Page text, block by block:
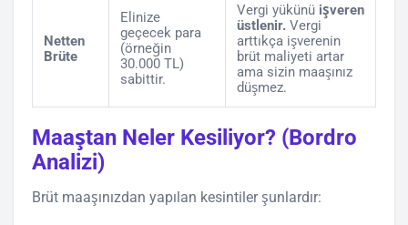
Netten
Brüte
Elinize
geçecek para
(örneğin
30.000 TL)
sabittir.
Vergi yükünü işveren
üstlenir. Vergi
arttıkça işverenin
brüt maliyeti artar
ama sizin maaşınız
düşmez.
Maaştan Neler Kesiliyor? (Bordro
Analizi)
Brüt maaşınızdan yapılan kesintiler şunlardır: